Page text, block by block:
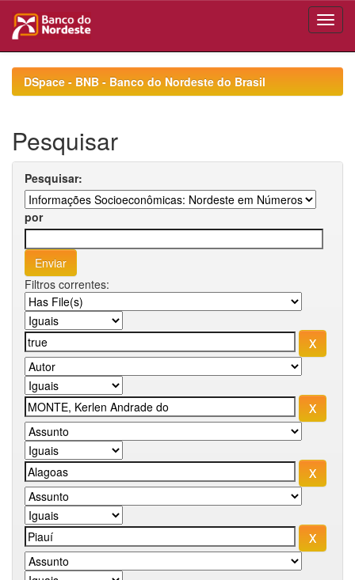
navigationDSpace - BNB - Banco do Nordeste do Brasil
Pesquisar
Pesquisar:
por
Filtros correntes: